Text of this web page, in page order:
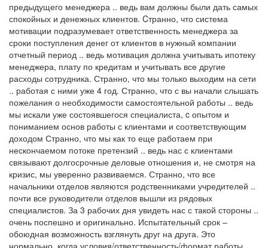
предыдущего менеджера .. ведь вам должны были дать самых
спокойных и денежных клиентов. Cтранно, что система
мотивации подразумевает ответственность менеджера за
сроки поступления денег от клиентов в нужный компании
отчетный период .. ведь мотивация должна учитывать ипотеку
менеджера, плату по кредитам и учитывать все другие
расходы сотрудника. Странно, что мы только выходим на сети
.. работая с ними уже 4 год. Странно, что с вы начали слышать
пожелания о необходимости самостоятельной работы .. ведь
мы искали уже состоявшегося специалиста, c опытом и
пониманием основ работы с клиентами и соответствующим
доходом Странно, что мы как то еще работаем при
нескончаемом потоке претензий .. ведь нас с клиентами
связывают долгосрочные деловые отношения и, не смотря на
кризис, мы уверенно развиваемся. Странно, что все
начальники отделов являются родственниками учредителей ..
почти все руководители отделов вышли из рядовых
специалистов. За 3 рабочих дня увидеть нас с такой стороны ..
очень поспешно и оригинально. Испытательный срок –
обоюдная возможность взглянуть друг на друга. Это
нормально, когда условия/ответственность/формат работы